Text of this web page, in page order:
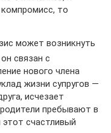
то
может возникнуть
связан с
нового члена
жизни супругов —
исчезает
пребывают в
счастливый